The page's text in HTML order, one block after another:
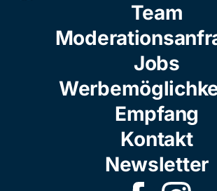
Team
Jobs
Empfang
Kontakt
Newsletter